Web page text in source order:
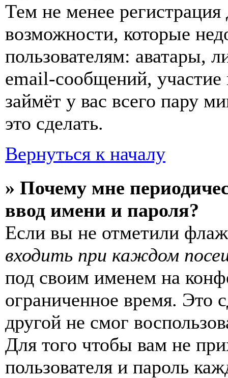
Тем не менее
возможности, которые
пользователям: аватары,
email-сообщений, участие
займёт у вас всего пару
это сделать.
Вернуться к началу
» Почему мне
ввод имени и пароля?
Если вы не отметили
входить при каждом
под своим именем на
ограниченное время. Это
другой не смог
Для того чтобы вам не
пользователя и пароль